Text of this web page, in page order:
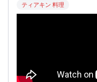
ティアキン 料理